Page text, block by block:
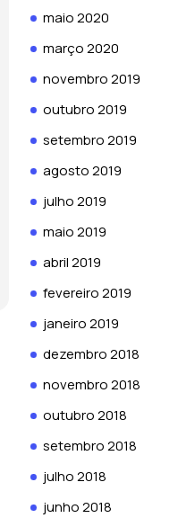
maio 2020
março 2020
novembro 2019
outubro 2019
setembro 2019
agosto 2019
julho 2019
maio 2019
abril 2019
fevereiro 2019
janeiro 2019
dezembro 2018
novembro 2018
outubro 2018
setembro 2018
julho 2018
junho 2018